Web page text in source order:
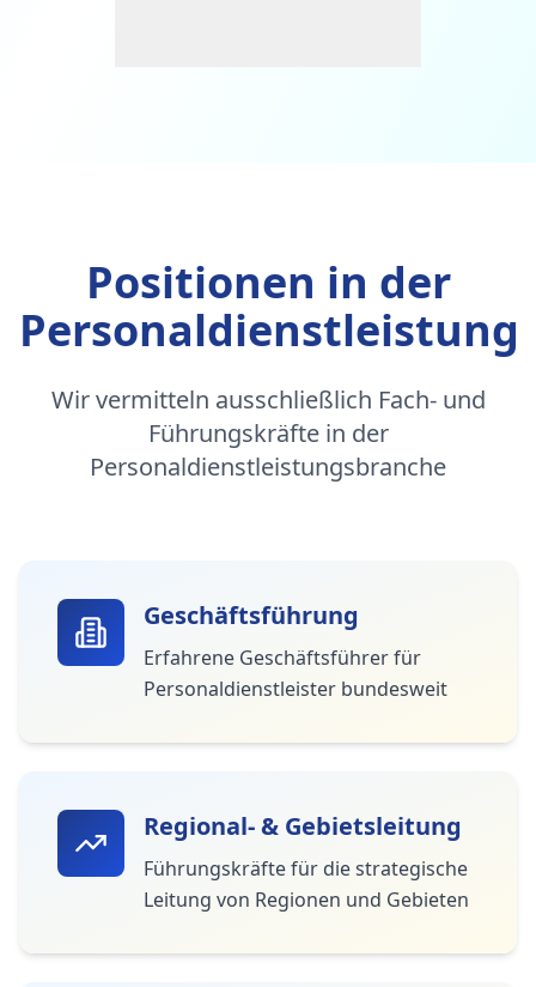
Positionen in der
Personaldienstleistung
Wir vermitteln ausschließlich Fach- und
Führungskräfte in der
Personaldienstleistungsbranche
Geschäftsführung
Erfahrene Geschäftsführer für
Personaldienstleister bundesweit
Regional- & Gebietsleitung
Führungskräfte für die strategische
Leitung von Regionen und Gebieten